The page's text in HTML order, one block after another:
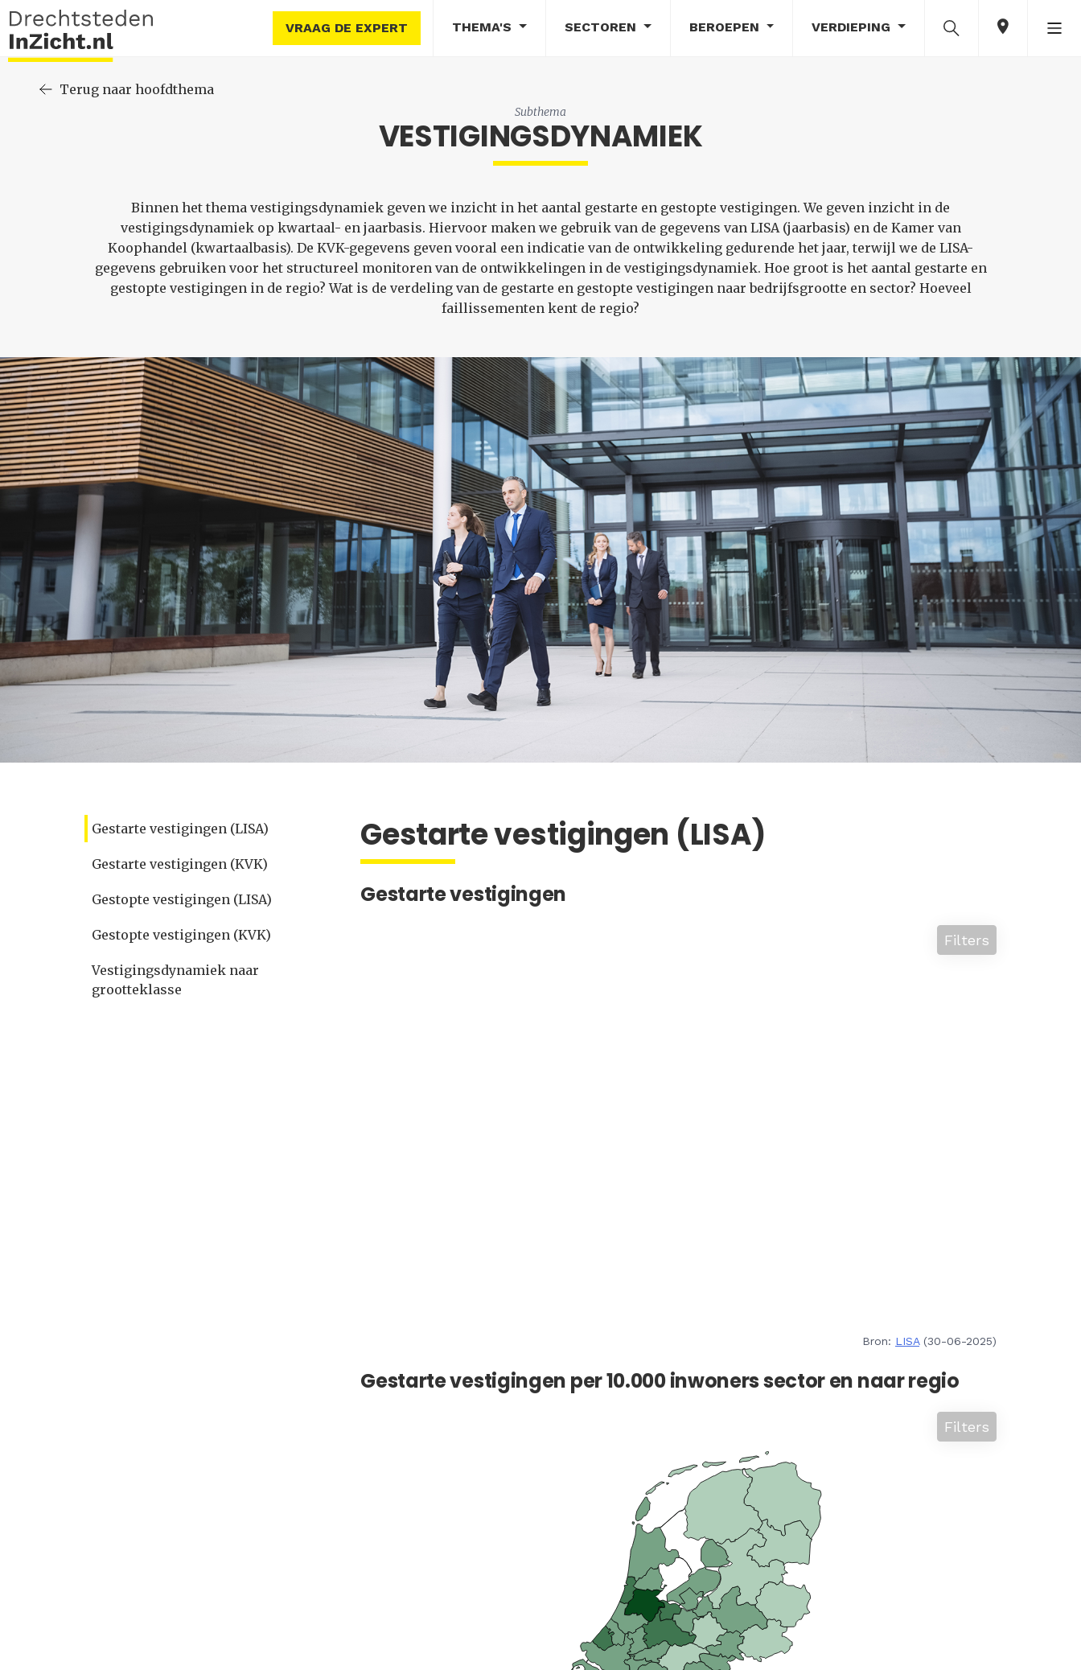
VRAAG DE EXPERT THEMA'S SECTOREN BEROEPEN VERDIEPING
Terug naar hoofdthema
Subthema
VESTIGINGSDYNAMIEK
Binnen het thema vestigingsdynamiek geven we inzicht in het aantal gestarte en gestopte vestigingen. We geven inzicht in de
vestigingsdynamiek op kwartaal- en jaarbasis. Hiervoor maken we gebruik van de gegevens van LISA (jaarbasis) en de Kamer van
Koophandel (kwartaalbasis). De KVK-gegevens geven vooral een indicatie van de ontwikkeling gedurende het jaar, terwijl we de LISA-
gegevens gebruiken voor het structureel monitoren van de ontwikkelingen in de vestigingsdynamiek. Hoe groot is het aantal gestarte en
gestopte vestigingen in de regio? Wat is de verdeling van de gestarte en gestopte vestigingen naar bedrijfsgrootte en sector? Hoeveel
faillissementen kent de regio?
Gestarte vestigingen (LISA)
Gestarte vestigingen (KVK)
Gestopte vestigingen (LISA)
Gestopte vestigingen (KVK)
Vestigingsdynamiek naar
grootteklasse
Gestarte vestigingen (LISA)
Gestarte vestigingen
Filters
Bron: LISA(30-06-2025)
Gestarte vestigingen per 10.000 inwoners sector en naar regio
Filters